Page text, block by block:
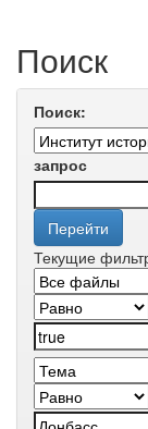
Поиск
Поиск:
запрос
Текущие